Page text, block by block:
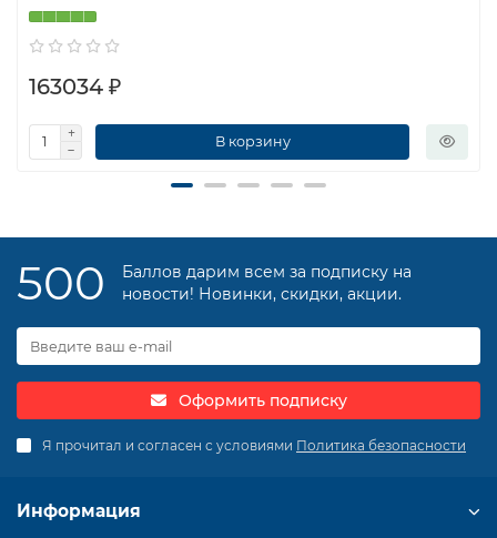
163034 ₽
В корзину
500
Баллов дарим всем за подписку на
новости! Новинки, скидки, акции.
Оформить подписку
Я прочитал и согласен с условиями Политика безопасности
Информация